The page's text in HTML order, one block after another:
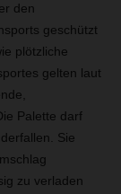
den
geschützt
plötzliche
gelten laut
Palette darf
Sie
zu verladen